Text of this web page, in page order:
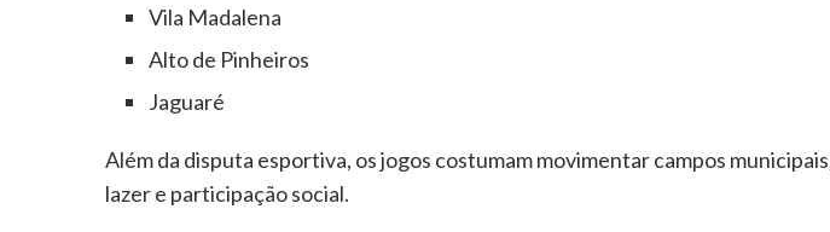
Vila Madalena
Alto de Pinheiros
Jaguaré
Além da disputa esportiva, os jogos costumam movimentar campos
lazer e participação social.